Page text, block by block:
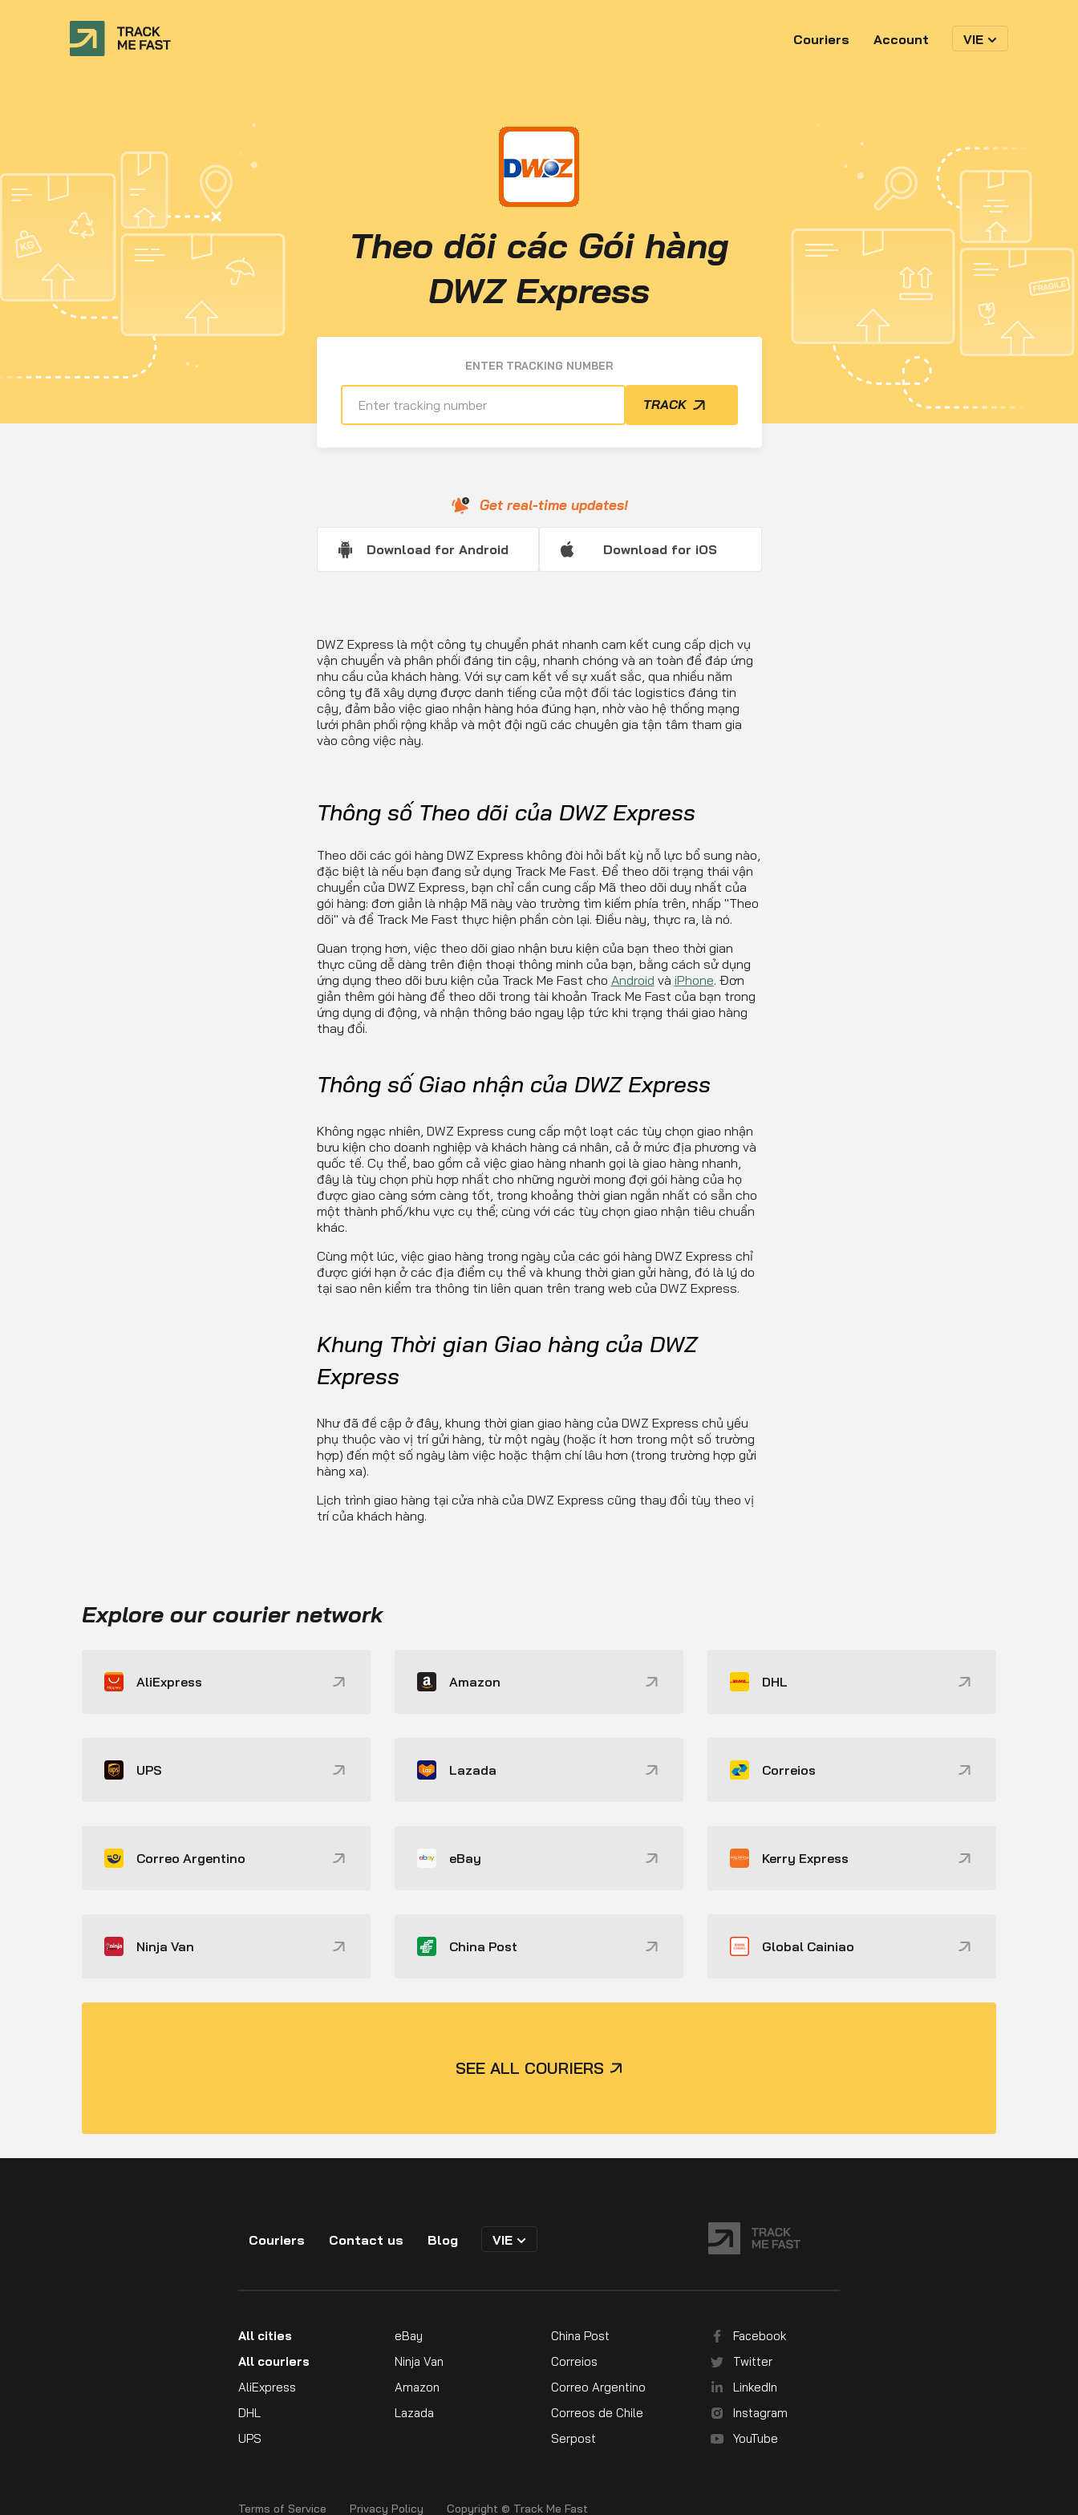
Couriers Account VIE
Theo dõi các Gói hàng
DWZ Express
ENTER TRACKING NUMBER
TRACK
Get real-time updates!
Download for Android Download for iOS
DWZ Express là một công ty chuyển phát nhanh cam kết cung cấp dịch vụ
vận chuyển và phân phối đáng tin cậy, nhanh chóng và an toàn để đáp ứng
nhu cầu của khách hàng. Với sự cam kết về sự xuất sắc, qua nhiều năm
công ty đã xây dựng được danh tiếng của một đối tác logistics đáng tin
cậy, đảm bảo việc giao nhận hàng hóa đúng hạn, nhờ vào hệ thống mạng
lưới phân phối rộng khắp và một đội ngũ các chuyên gia tận tâm tham gia
vào công việc này.
Thông số Theo dõi của DWZ Express
Theo dõi các gói hàng DWZ Express không đòi hỏi bất kỳ nỗ lực bổ sung nào,
đặc biệt là nếu bạn đang sử dụng Track Me Fast. Để theo dõi trạng thái vận
chuyển của DWZ Express, bạn chỉ cần cung cấp Mã theo dõi duy nhất của
gói hàng: đơn giản là nhập Mã này vào trường tìm kiếm phía trên, nhấp "Theo
dõi" và để Track Me Fast thực hiện phần còn lại. Điều này, thực ra, là nó.
Quan trọng hơn, việc theo dõi giao nhận bưu kiện của bạn theo thời gian
thực cũng dễ dàng trên điện thoại thông minh của bạn, bằng cách sử dụng
ứng dụng theo dõi bưu kiện của Track Me Fast cho Android và iPhone. Đơn
giản thêm gói hàng để theo dõi trong tài khoản Track Me Fast của bạn trong
ứng dụng di động, và nhận thông báo ngay lập tức khi trạng thái giao hàng
thay đổi.
Thông số Giao nhận của DWZ Express
Không ngạc nhiên, DWZ Express cung cấp một loạt các tùy chọn giao nhận
bưu kiện cho doanh nghiệp và khách hàng cá nhân, cả ở mức địa phương và
quốc tế. Cụ thể, bao gồm cả việc giao hàng nhanh gọi là giao hàng nhanh,
đây là tùy chọn phù hợp nhất cho những người mong đợi gói hàng của họ
được giao càng sớm càng tốt, trong khoảng thời gian ngắn nhất có sẵn cho
một thành phố/khu vực cụ thể; cùng với các tùy chọn giao nhận tiêu chuẩn
khác.
Cùng một lúc, việc giao hàng trong ngày của các gói hàng DWZ Express chỉ
được giới hạn ở các địa điểm cụ thể và khung thời gian gửi hàng, đó là lý do
tại sao nên kiểm tra thông tin liên quan trên trang web của DWZ Express.
Khung Thời gian Giao hàng của DWZ
Express
Như đã đề cập ở đây, khung thời gian giao hàng của DWZ Express chủ yếu
phụ thuộc vào vị trí gửi hàng, từ một ngày (hoặc ít hơn trong một số trường
hợp) đến một số ngày làm việc hoặc thậm chí lâu hơn (trong trường hợp gửi
hàng xa).
Lịch trình giao hàng tại cửa nhà của DWZ Express cũng thay đổi tùy theo vị
trí của khách hàng.
Explore our courier network
AliExpress Amazon DHL
UPS Lazada Correios
Correo Argentino eBay Kerry Express
Ninja Van China Post Global Cainiao
SEE ALL COURIERS
Couriers Contact us Blog VIE
All cities
All couriers
AliExpress
DHL
UPS
eBay
Ninja Van
Amazon
Lazada
China Post
Correios
Correo Argentino
Correos de Chile
Serpost
Facebook
Twitter
LinkedIn
Instagram
YouTube
Terms of Service Privacy Policy Copyright © Track Me Fast